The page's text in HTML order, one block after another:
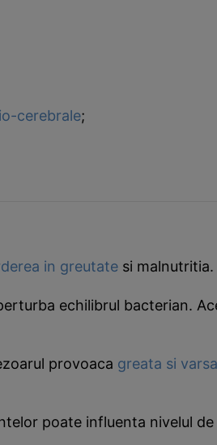
cerebrale;
in greutate si malnutritia.
echilibrul bacterian.
provoaca greata si
poate influenta nivelul de